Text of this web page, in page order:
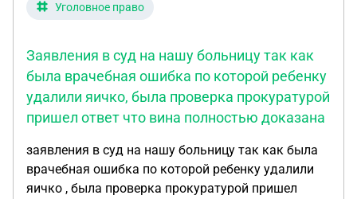
Уголовное право
Заявления в суд на нашу больницу так как
была врачебная ошибка по которой ребенку
удалили яичко, была проверка прокуратурой
пришел ответ что вина полностью доказана
заявления в суд на нашу больницу так как была
врачебная ошибка по которой ребенку удалили
яичко , была проверка прокуратурой пришел